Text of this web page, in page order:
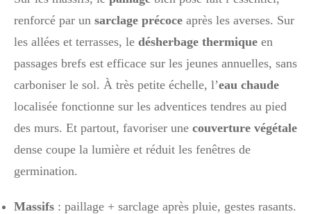
renforcé par un sarclage précoce après les averses. Sur
les allées et terrasses, le désherbage thermique en
passages brefs est efficace sur les jeunes annuelles, sans
carboniser le sol. À très petite échelle, l’eau chaude
localisée fonctionne sur les adventices tendres au pied
des murs. Et partout, favoriser une couverture végétale
dense coupe la lumière et réduit les fenêtres de
germination.
Massifs : paillage + sarclage après pluie, gestes rasants.